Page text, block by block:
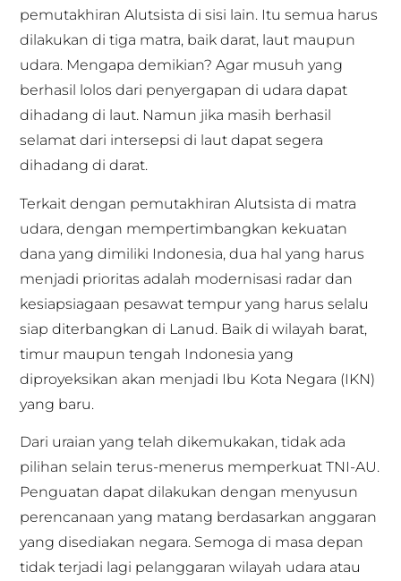
pemutakhiran Alutsista di sisi lain. Itu semua harus
dilakukan di tiga matra, baik darat, laut maupun
udara. Mengapa demikian? Agar musuh yang
berhasil lolos dari penyergapan di udara dapat
dihadang di laut. Namun jika masih berhasil
selamat dari intersepsi di laut dapat segera
dihadang di darat.
Terkait dengan pemutakhiran Alutsista di matra
udara, dengan mempertimbangkan kekuatan
dana yang dimiliki Indonesia, dua hal yang harus
menjadi prioritas adalah modernisasi radar dan
kesiapsiagaan pesawat tempur yang harus selalu
siap diterbangkan di Lanud. Baik di wilayah barat,
timur maupun tengah Indonesia yang
diproyeksikan akan menjadi Ibu Kota Negara (IKN)
yang baru.
Dari uraian yang telah dikemukakan, tidak ada
pilihan selain terus-menerus memperkuat TNI-AU.
Penguatan dapat dilakukan dengan menyusun
perencanaan yang matang berdasarkan anggaran
yang disediakan negara. Semoga di masa depan
tidak terjadi lagi pelanggaran wilayah udara atau